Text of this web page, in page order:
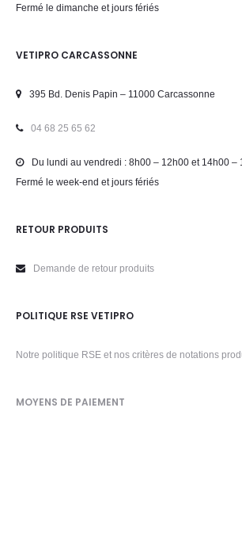
Fermé le dimanche et jours fériés
VETIPRO CARCASSONNE
395 Bd. Denis Papin – 11000 Carcassonne
04 68 25 65 62
Du lundi au vendredi : 8h00 – 12h00 et 14h00 –
Fermé le week-end et jours fériés
RETOUR PRODUITS
Demande de retour produits
POLITIQUE RSE VETIPRO
Notre politique RSE et nos critères de notations
MOYENS DE PAIEMENT